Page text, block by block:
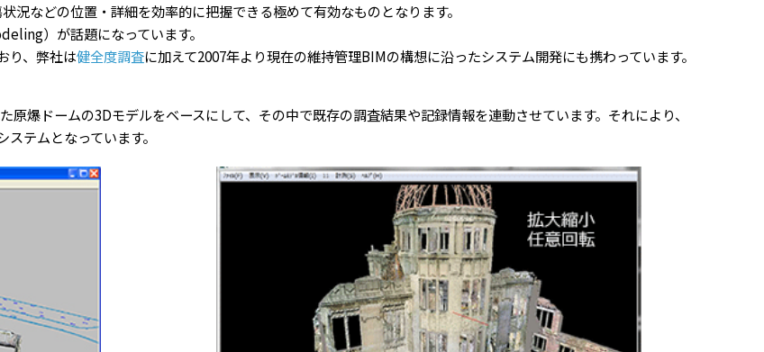
況などの位置・詳細を効率的に把握できる極めて有効なものとなります。
）が話題になっています。
り、弊社は健全度調査に加えて2007年より現在の維持管理BIMの構想に沿ったシステム開発にも携わっています。
爆ドームの3Dモデルをベースにして、その中で既存の調査結果や記録情報を連動させています。それにより、
テムとなっています。